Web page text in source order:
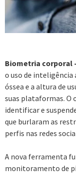
Biometria corporal
o uso de
óssea e a altura de
suas plataformas. O
identificar e
que burlaram as
perfis nas redes
A nova ferramenta
monitoramento de